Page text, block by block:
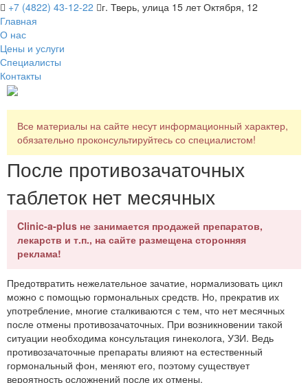
+7 (4822) 43-12-22
г. Тверь, улица 15 лет Октября, 12
Главная
О нас
Цены и услуги
Специалисты
Контакты
Все материалы на сайте несут информационный характер,
обязательно проконсультируйтесь со специалистом!
После противозачаточных
таблеток нет месячных
Clinic-a-plus не занимается продажей препаратов,
лекарств и т.п., на сайте размещена сторонняя
реклама!
Предотвратить нежелательное зачатие, нормализовать цикл
можно с помощью гормональных средств. Но, прекратив их
употребление, многие сталкиваются с тем, что нет месячных
после отмены противозачаточных. При возникновении такой
ситуации необходима консультация гинеколога, УЗИ. Ведь
противозачаточные препараты влияют на естественный
гормональный фон, меняют его, поэтому существует
вероятность осложнений после их отмены.